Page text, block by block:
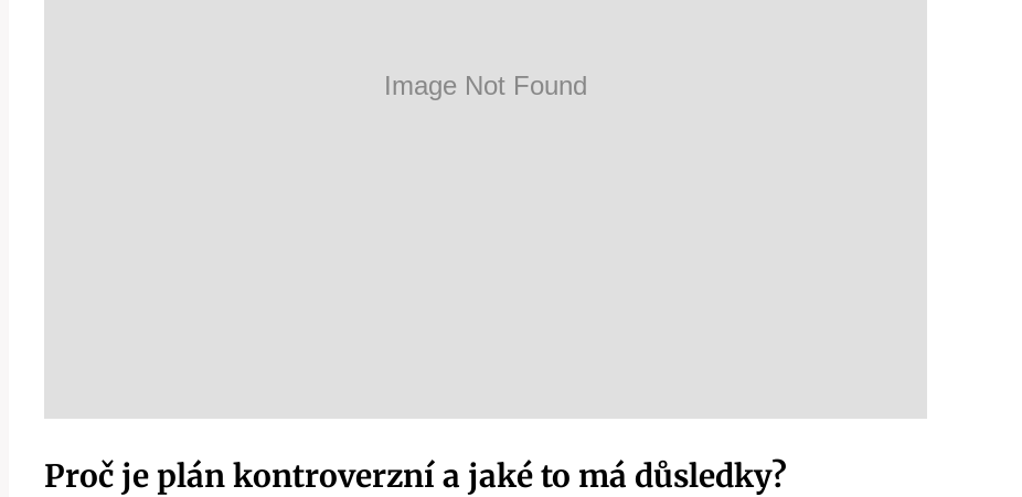
Proč je plán kontroverzní a jaké to má důsledky?